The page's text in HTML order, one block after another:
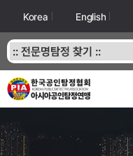
Korea English